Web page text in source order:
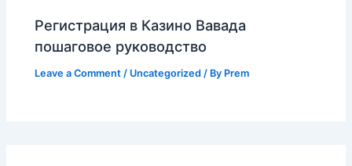
Регистрация в Казино Вавада
пошаговое руководство
Leave a Comment / Uncategorized / By Prem